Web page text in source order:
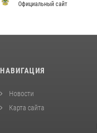
Официальный сайт
НАВИГАЦИЯ
Новости
Карта сайта